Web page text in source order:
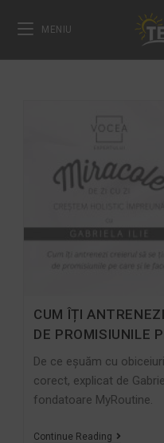
MENIU
CUM ÎȚI
DE PROMISIUNILE
De ce eșuăm cu
corect, explicat de
fondatoare MyRoutine.
Continue Reading